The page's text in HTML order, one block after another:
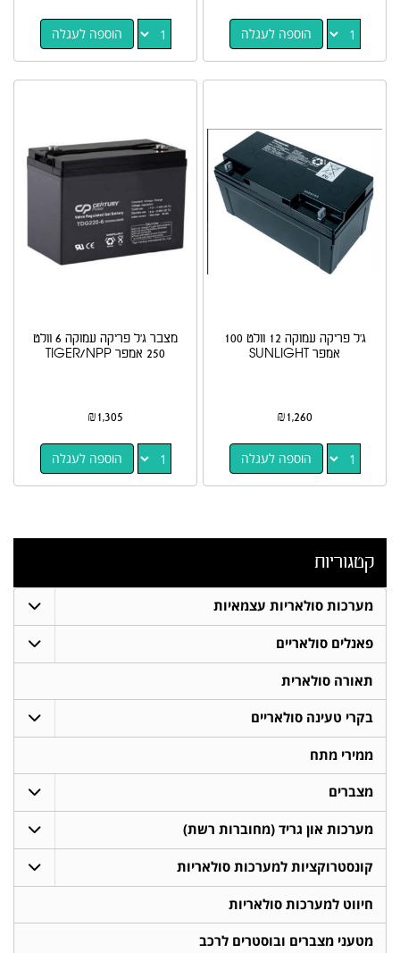
הוספה לעגלה הוספה לעגלה
ג'ל פריקה עמוקה 12 וולט 100
אמפר SUNLIGHT
₪1,260
הוספה לעגלה
מצבר ג'ל פריקה עמוקה 6 וולט
250 אמפר TIGER/NPP
₪1,305
הוספה לעגלה
קטגוריות
מערכות סולאריות עצמאיות
פאנלים סולאריים
תאורה סולארית
בקרי טעינה סולאריים
ממירי מתח
מצברים
מערכות און גריד (מחוברות רשת)
קונסטרוקציות למערכות סולאריות
חיווט למערכות סולאריות
מטעני מצברים ובוסטרים לרכב